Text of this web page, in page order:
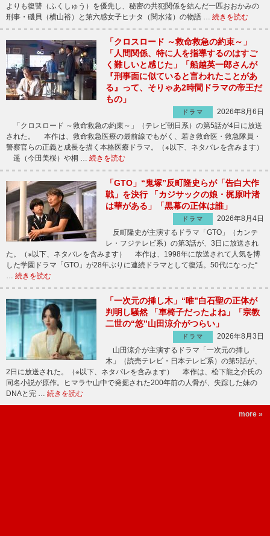
よりも復讐（ふくしゅう）を優先し、秘密の共犯関係を結んだ一匹おおかみの
刑事・磯貝（横山裕）と第六感女子ヒナタ（関水渚）の物語 … 続きを読む
「クロスロード ～救命救急の約束～」
「人間関係、特に人を指導するのはすご
く難しいと感じた」「船越英一郎さんが
『刑事面に似ていると言われたことがあ
る』って、そりゃあ2時間ドラマの帝王だ
もの」
ドラマ
2026年8月6日
「クロスロード ～救命救急の約束～」（テレビ朝日系）の第5話が4日に放送
された。 本作は、救命救急医療の最前線でもがく、若き救命医・救急隊員・
警察官らの正義と成長を描く本格医療ドラマ。（※以下、ネタバレを含みます）
遥（今田美桜）や桐 … 続きを読む
「GTO」“鬼塚”反町隆史らが「告白大作
戦」を決行 「カジサックの娘・梶原叶渚
は華がある」「黒幕の正体は誰」
ドラマ
2026年8月4日
反町隆史が主演するドラマ「GTO」（カンテ
レ・フジテレビ系）の第3話が、3日に放送され
た。（※以下、ネタバレを含みます） 本作は、1998年に放送されて人気を博
した学園ドラマ「GTO」が28年ぶりに連続ドラマとして復活。50代になった“
… 続きを読む
「一次元の挿し木」“唯”白石聖の正体が
判明し騒然 「車椅子だったよね」「宗教
二世の“悠”山田涼介がつらい」
ドラマ
2026年8月3日
山田涼介が主演するドラマ「一次元の挿し
木」（読売テレビ・日本テレビ系）の第5話が、
2日に放送された。（※以下、ネタバレを含みます） 本作は、松下龍之介氏の
同名小説が原作。ヒマラヤ山中で発掘された200年前の人骨が、失踪した妹の
DNAと完 … 続きを読む
more »